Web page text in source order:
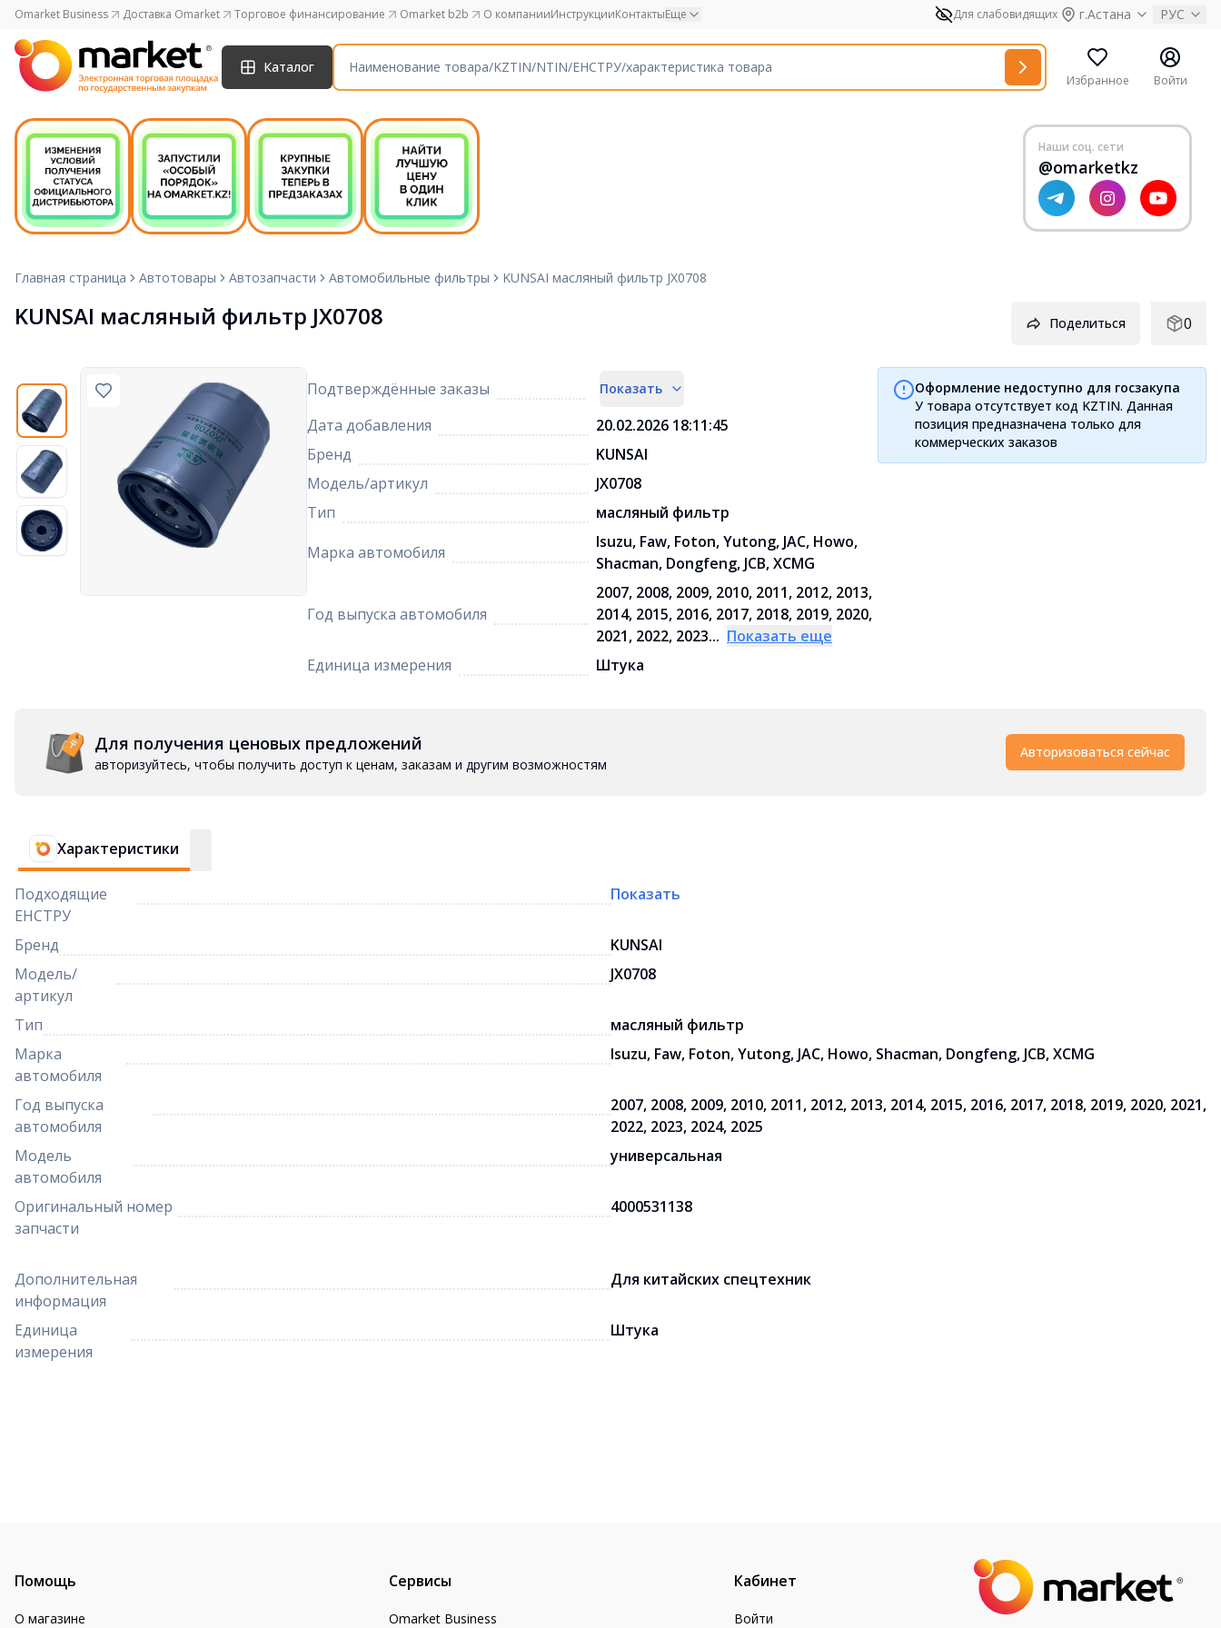
Omarket Business Доставка Omarket Торговое финансирование Omarket b2b О компанииИнструкцииКонтактыЕще Для слабовидящих г.Астана РУС
Каталог
Избранное Войти
Наши соц. сети
@omarketkz
Главная страница Автотовары Автозапчасти Автомобильные фильтры KUNSAI масляный фильтр JX0708
KUNSAI масляный фильтр JX0708 Поделиться 0
Подтверждённые заказы Показать
Дата добавления
20.02.2026 18:11:45
Бренд
KUNSAI
Модель/артикул
JX0708
Тип
масляный фильтр
Марка автомобиля
Isuzu, Faw, Foton, Yutong, JAC, Howo,
Shacman, Dongfeng, JCB, XCMG
Год выпуска автомобиля
2007, 2008, 2009, 2010, 2011, 2012, 2013,
2014, 2015, 2016, 2017, 2018, 2019, 2020,
2021, 2022, 2023... Показать еще
Единица измерения
Штука
Оформление недоступно для госзакупа
У товара отсутствует код KZTIN. Данная
позиция предназначена только для
коммерческих заказов
Для получения ценовых предложений
авторизуйтесь, чтобы получить доступ к ценам, заказам и другим возможностям
Авторизоваться сейчас
Характеристики
Подходящие
ЕНСТРУ
Показать
Бренд
KUNSAI
Модель/
артикул
JX0708
Тип
масляный фильтр
Марка
автомобиля
Isuzu, Faw, Foton, Yutong, JAC, Howo, Shacman, Dongfeng, JCB, XCMG
Год выпуска
автомобиля
2007, 2008, 2009, 2010, 2011, 2012, 2013, 2014, 2015, 2016, 2017, 2018, 2019, 2020, 2021,
2022, 2023, 2024, 2025
Модель
автомобиля
универсальная
Оригинальный номер
запчасти
4000531138
Дополнительная
информация
Для китайских спецтехник
Единица
измерения
Штука
Помощь
О магазине
Сервисы
Omarket Business
Кабинет
Войти